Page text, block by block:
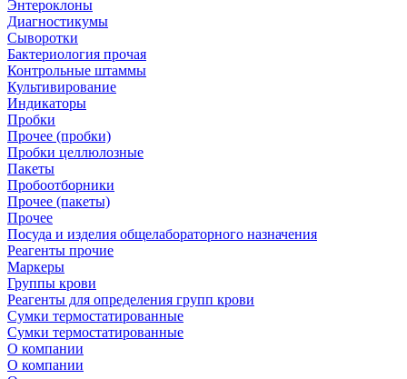
Энтероклоны
Диагностикумы
Сыворотки
Бактериология прочая
Контрольные штаммы
Культивирование
Индикаторы
Пробки
Прочее (пробки)
Пробки целлюлозные
Пакеты
Пробоотборники
Прочее (пакеты)
Прочее
Посуда и изделия общелабораторного назначения
Реагенты прочие
Маркеры
Группы крови
Реагенты для определения групп крови
Сумки термостатированные
Сумки термостатированные
О компании
О компании